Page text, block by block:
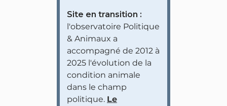
Site en transition :
l'observatoire Politique
& Animaux a
accompagné de 2012 à
2025 l'évolution de la
condition animale
dans le champ
politique. Le